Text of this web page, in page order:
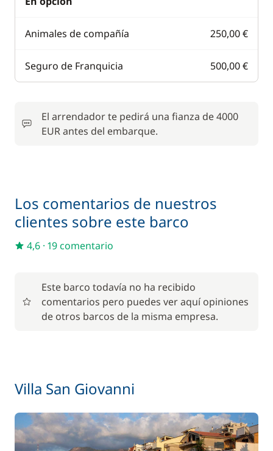
Animales de compañía 250,00 €
Seguro de Franquicia 500,00 €
El arrendador te pedirá una fianza de 4000
EUR antes del embarque.
Los comentarios de nuestros
clientes sobre este barco
4,6 · 19 comentario
Este barco todavía no ha recibido
comentarios pero puedes ver aquí opiniones
de otros barcos de la misma empresa.
Villa San Giovanni